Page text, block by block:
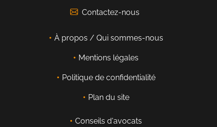
Contactez-nous
À propos / Qui sommes-nous
Mentions légales
Politique de confidentialité
Plan du site
Conseils d'avocats